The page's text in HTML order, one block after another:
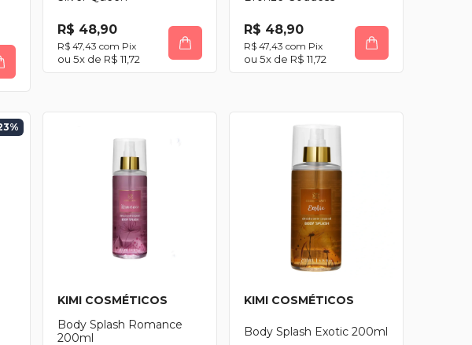
R$ 48,90
R$ 47,43 com Pix
5x de R$ 11,72
R$ 48,90
R$ 47,43 com Pix
5x de R$ 11,72
%
KIMI COSMÉTICOS
Body Splash Romance
200ml
KIMI COSMÉTICOS
Body Splash Exotic 200ml